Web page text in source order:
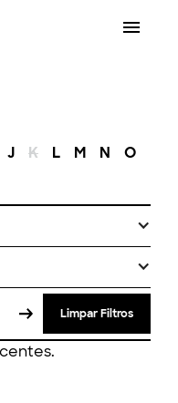
J K L M N O
Limpar Filtros